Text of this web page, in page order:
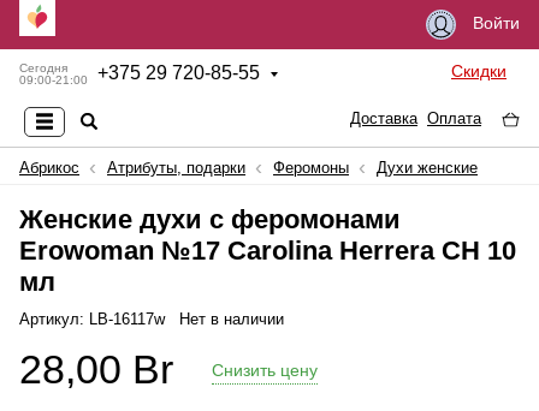
Войти
Сегодня
09:00-21:00
+375 29 720-85-55 Скидки
Доставка Оплата
Абрикос Атрибуты, подарки Феромоны Духи женские
Женские духи с феромонами
Erowoman №17 Carolina Herrera CH 10
мл
Артикул: LB-16117w Нет в наличии
28,00 Br Снизить цену